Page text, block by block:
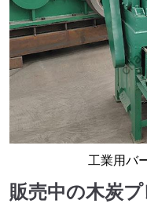
工業用バ
販売中の木炭